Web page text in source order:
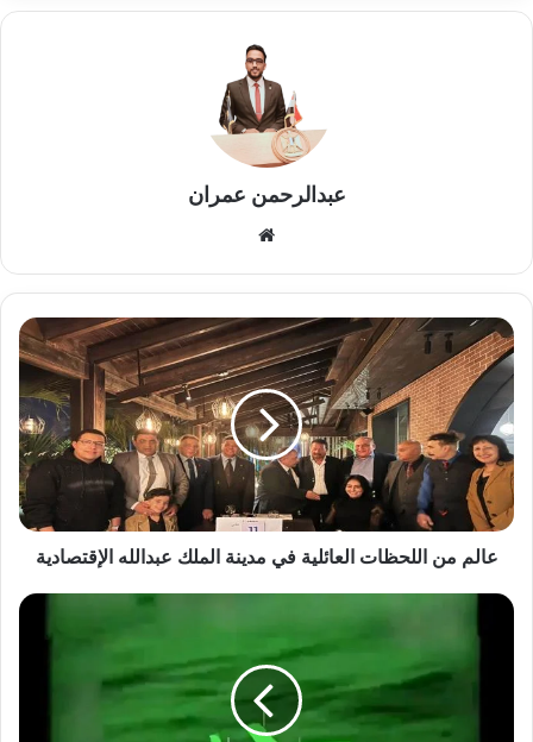
عبدالرحمن عمران
عالم
من
اللحظات
العائلية
في
مدينة
الملك
عبدالله
الإقتصادية
عالم من اللحظات العائلية في مدينة الملك عبدالله الإقتصادية
الجيش